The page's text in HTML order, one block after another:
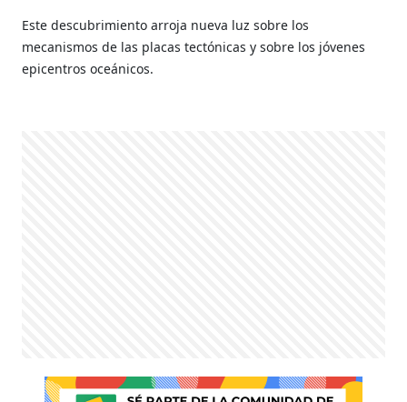
Este descubrimiento arroja nueva luz sobre los
mecanismos de las placas tectónicas y sobre los jóvenes
epicentros oceánicos.